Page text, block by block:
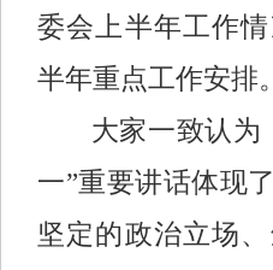
委会上半年工作
半年重点工作安排。
大家一致认为
一”重要讲话体现
坚定的政治立场